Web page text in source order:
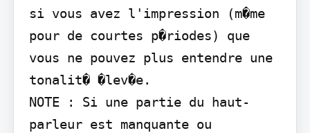
si vous avez l'impression (m�me
pour de courtes p�riodes) que
vous ne pouvez plus entendre une
tonalit� �lev�e.
NOTE : Si une partie du haut-
parleur est manquante ou